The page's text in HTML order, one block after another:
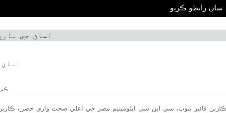
سان رابطو ڪريو
اسان جي
ڪاربن فائبر ٽيوب، سي اين سي ايلومينيم مصر جي اعليٰ صحت واري حصن، ڪاربن